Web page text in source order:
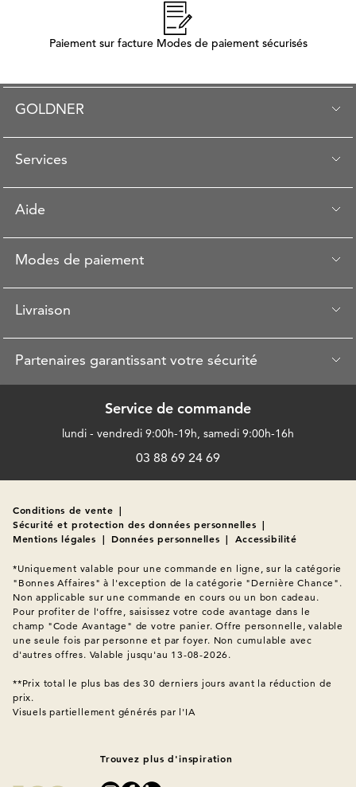
Paiement sur facture Modes de paiement sécurisés
GOLDNER
Services
Aide
Modes de paiement
Livraison
Partenaires garantissant votre sécurité
Service de commande
lundi - vendredi 9:00h-19h, samedi 9:00h-16h
03 88 69 24 69
Conditions de vente |
Sécurité et protection des données personnelles |
Mentions légales | Données personnelles | Accessibilité
*Uniquement valable pour une commande en ligne, sur la catégorie
"Bonnes Affaires" à l'exception de la catégorie "Dernière Chance".
Non applicable sur une commande en cours ou un bon cadeau.
Pour profiter de l'offre, saisissez votre code avantage dans le
champ "Code Avantage" de votre panier. Offre personnelle, valable
une seule fois par personne et par foyer. Non cumulable avec
d'autres offres. Valable jusqu'au 13-08-2026.
**Prix total le plus bas des 30 derniers jours avant la réduction de
Visuels partiellement générés par l'IA
Trouvez plus d'inspiration